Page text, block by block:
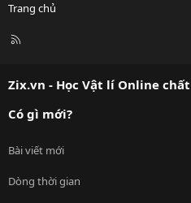
Trang chủ
R
Zix.vn - Học Vật lí Online
Có gì mới?
Bài viết mới
Dòng thời gian